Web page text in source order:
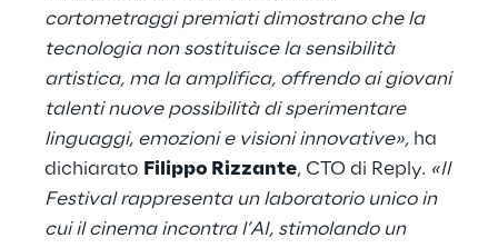
cortometraggi premiati dimostrano che la
tecnologia non sostituisce la sensibilità
artistica, ma la amplifica, offrendo ai giovani
talenti nuove possibilità di sperimentare
linguaggi, emozioni e visioni innovative», ha
dichiarato Filippo Rizzante, CTO di Reply. «Il
Festival rappresenta un laboratorio unico in
cui il cinema incontra l’AI, stimolando un